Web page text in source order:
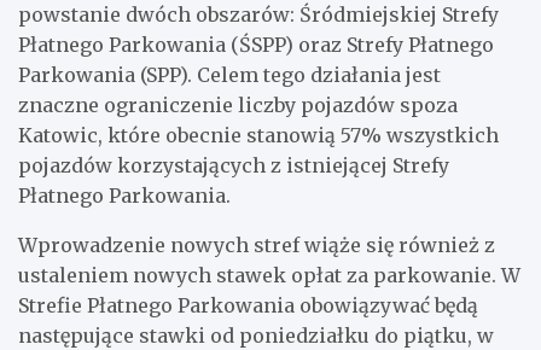
powstanie dwóch obszarów: Śródmiejskiej Strefy
Płatnego Parkowania (ŚSPP) oraz Strefy Płatnego
Parkowania (SPP). Celem tego działania jest
znaczne ograniczenie liczby pojazdów spoza
Katowic, które obecnie stanowią 57% wszystkich
pojazdów korzystających z istniejącej Strefy
Płatnego Parkowania.
Wprowadzenie nowych stref wiąże się również z
ustaleniem nowych stawek opłat za parkowanie. W
Strefie Płatnego Parkowania obowiązywać będą
następujące stawki od poniedziałku do piątku, w